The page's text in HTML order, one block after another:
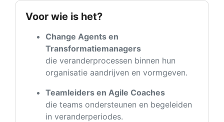
Voor wie is het?
Change Agents en
Transformatiemanagers
die veranderprocessen binnen hun
organisatie aandrijven en vormgeven.
Teamleiders en Agile Coaches
die teams ondersteunen en begeleiden
in veranderperiodes.